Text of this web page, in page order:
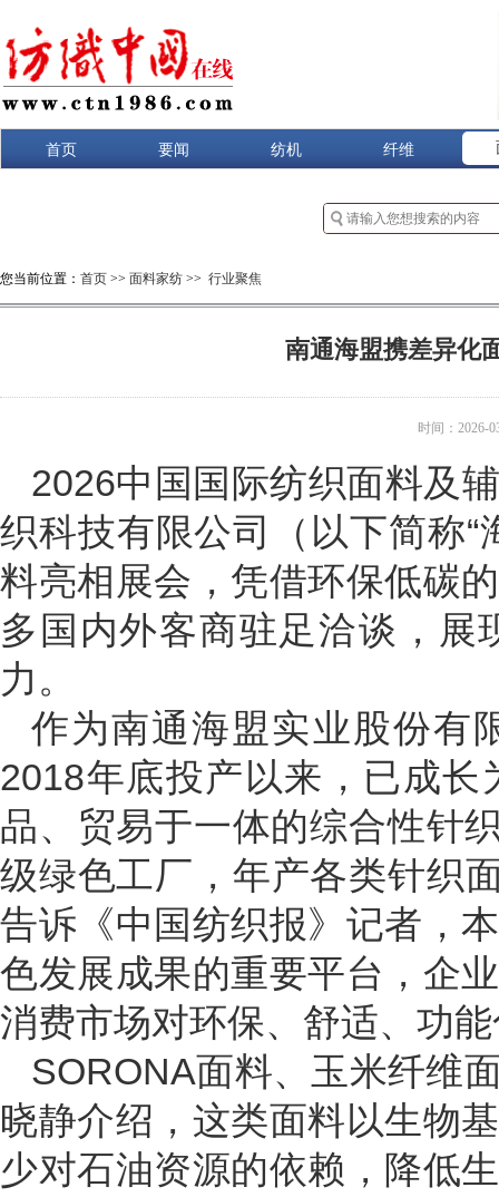
首页 要闻 纺机 纤维
您当前位置： 首页 >> 面料家纺 >> 行业聚焦
南通海盟携差异化
时间：2026-
2026中国国际纺织面料及
织科技有限公司（以下简称
料亮相展会，凭借环保低碳
多国内外客商驻足洽谈，展
力。
作为南通海盟实业股份有
2018年底投产以来，已成
品、贸易于一体的综合性针
级绿色工厂，年产各类针织
告诉《中国纺织报》记者，
色发展成果的重要平台，企
消费市场对环保、舒适、功
SORONA面料、玉米纤维
晓静介绍，这类面料以生物
少对石油资源的依赖，降低